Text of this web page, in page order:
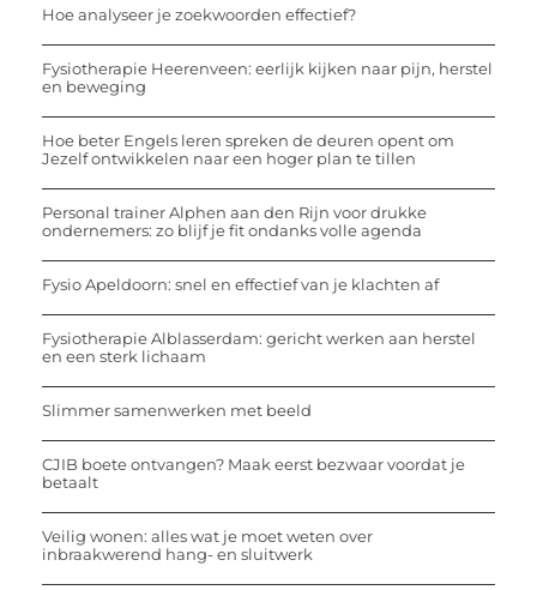
Hoe analyseer je zoekwoorden effectief?
Fysiotherapie Heerenveen: eerlijk kijken naar pijn, herstel
en beweging
Hoe beter Engels leren spreken de deuren opent om
Jezelf ontwikkelen naar een hoger plan te tillen
Personal trainer Alphen aan den Rijn voor drukke
ondernemers: zo blijf je fit ondanks volle agenda
Fysio Apeldoorn: snel en effectief van je klachten af
Fysiotherapie Alblasserdam: gericht werken aan herstel
en een sterk lichaam
Slimmer samenwerken met beeld
CJIB boete ontvangen? Maak eerst bezwaar voordat je
betaalt
Veilig wonen: alles wat je moet weten over
inbraakwerend hang- en sluitwerk